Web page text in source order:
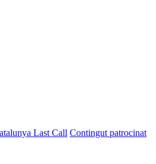
Last Call Contingut patrocinat